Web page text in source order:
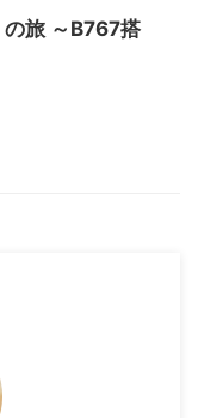
旅 ～B767搭